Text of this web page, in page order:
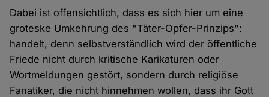
Dabei ist offensichtlich, dass es sich hier um eine
groteske Umkehrung des "Täter-Opfer-Prinzips":
handelt, denn selbstverständlich wird der öffentliche
Friede nicht durch kritische Karikaturen oder
Wortmeldungen gestört, sondern durch religiöse
Fanatiker, die nicht hinnehmen wollen, dass ihr Gott